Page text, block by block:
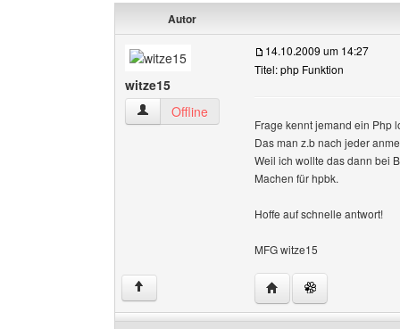
Autor
witze15
witze15 Benutzer-Profile anzeigen
Offline
14.10.2009 um 14:27
Titel: php Funktion
Frage kennt jemand ein Php
Das man z.b nach jeder
Weil ich wollte das dann bei
Machen für hpbk.
Hoffe auf schnelle antwort!
MFG witze15
↑ Website dieses